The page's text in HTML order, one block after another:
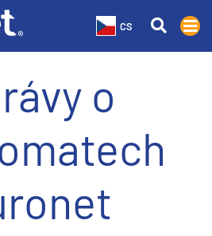
CS
o